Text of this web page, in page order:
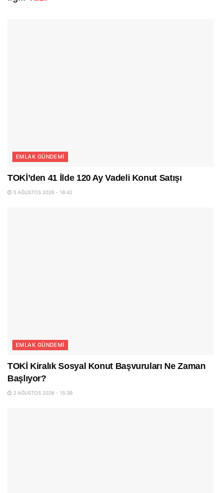
EMLAK GÜNDEMI
TOKİ’den 41 İlde 120 Ay Vadeli Konut Satışı
5 AĞUSTOS 2026 - 16:42
EMLAK GÜNDEMI
TOKİ Kiralık Sosyal Konut Başvuruları Ne Zaman
Başlıyor?
2 AĞUSTOS 2026 - 15:39